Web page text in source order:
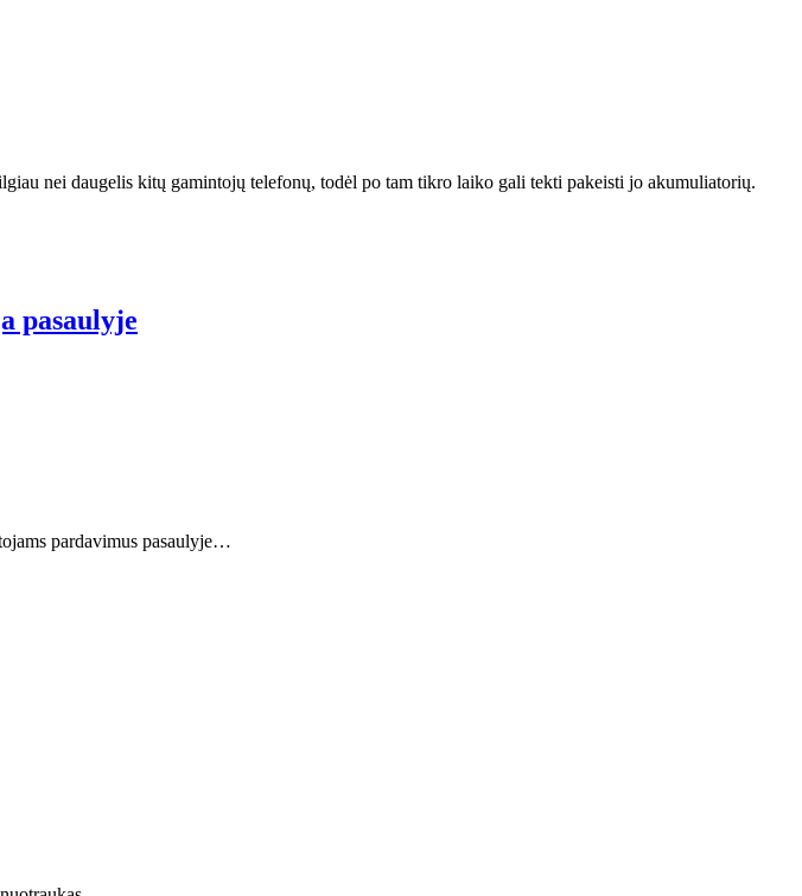
nei daugelis kitų gamintojų telefonų, todėl po tam tikro laiko gali tekti pakeisti jo akumuliatorių.
pasaulyje
pardavimus pasaulyje…